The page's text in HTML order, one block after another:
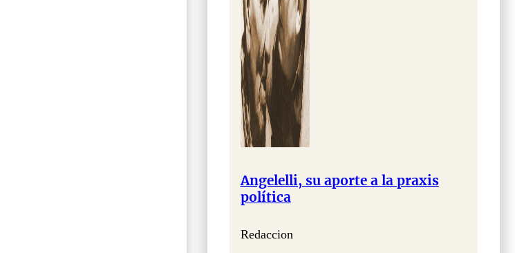
Angelelli, su aporte a la praxis
política
Redaccion